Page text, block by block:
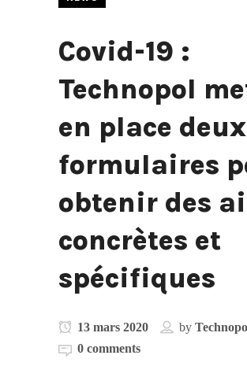
Covid-19 :
Technopol
en place deux
formulaires
obtenir des
concrètes et
spécifiques
13 mars 2020 by
0 comments